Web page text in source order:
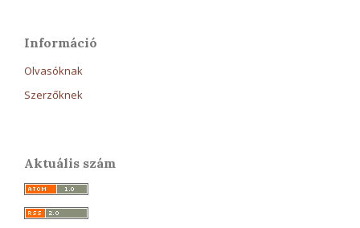
Információ
Olvasóknak
Szerzőknek
Aktuális szám